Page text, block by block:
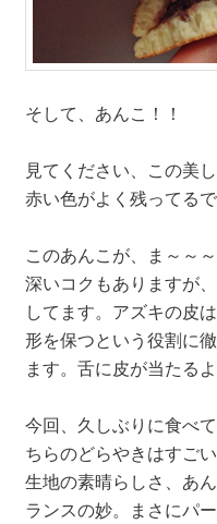
そして、あんこ！！
見てください、この美
赤い色がよく残ってる
このあんこが、ま～～
深いコクもありますが
してます。アズキの皮
形を保つという役割に
ます。舌に皮が当たる
今回、久しぶりに食べ
ちらのどらやきはすごい
生地の素晴らしさ、あ
ランスの妙。まさにパ